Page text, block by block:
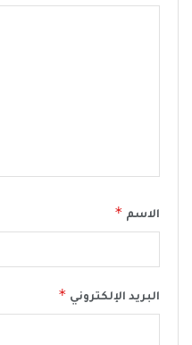
الاسم *
البريد الإلكتروني *